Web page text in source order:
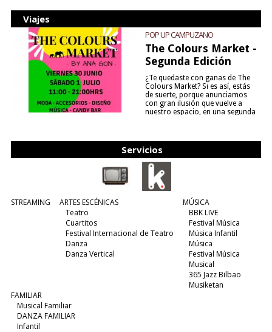
Viajes
POP UP CAMPUZANO
The Colours Market -
Segunda Edición
¿Te quedaste con ganas de The
Colours Market? Si es así, estás
de suerte, porque anunciamos
con gran ilusión que vuelve a
nuestro espacio, en una segunda
Servicios
STREAMING
ARTES ESCÉNICAS
Teatro
Cuartitos
Festival Internacional de Teatro
Danza
Danza Vertical
MÚSICA
BBK LIVE
Festival Música
Música Infantil
Música
Festival Música
Musical
365 Jazz Bilbao
Musiketan
FAMILIAR
Musical Familiar
DANZA FAMILIAR
Infantil